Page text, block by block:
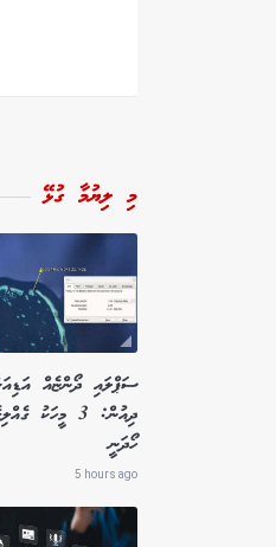
މި ލިޔުމާ ގުޅޭ
ސަޕްލައި ދޯންޏެއް
ދިއުން: 3 މީހަކު
ހޯދަނީ
5 hours ago